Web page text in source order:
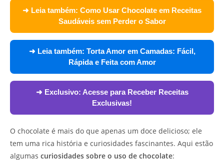
➜ Leia também: Como Usar Chocolate em Receitas
Saudáveis sem Perder o Sabor
➜ Leia também: Torta Amor em Camadas: Fácil,
Rápida e Feita com Amor
➜ Exclusivo: Acesse para Receber Receitas
Exclusivas!
O chocolate é mais do que apenas um doce delicioso; ele
tem uma rica história e curiosidades fascinantes. Aqui estão
algumas curiosidades sobre o uso de chocolate: